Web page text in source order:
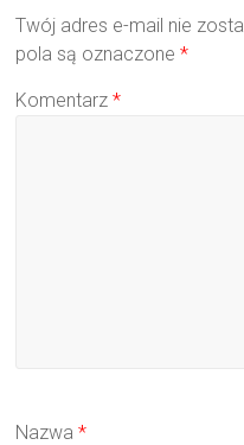
Twój adres e-mail nie
pola są oznaczone*
Komentarz*
Nazwa*